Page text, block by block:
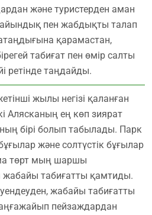
және туристерден аман
пен жабдықты талап
қарамастан,
табиғат пен өмір салты
ретінде таңдайды.
жылы негізі қаланған
Алясканың ең көп зиярат
бірі болып табылады. Парк
және солтүстік бұғылар
төрт мың шаршы
жабайы табиғатты қамтиды.
жабайы табиғатты
пейзаждардан